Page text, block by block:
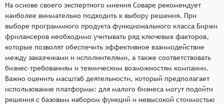
На основе своего экспертного мнения Соваре рекомендует
наиболее внимательно подходить к выбору решения. При
выборе программного продукта функционального класса Биржи
фрилансеров необходимо учитывать ряд ключевых факторов,
которые позволят обеспечить эффективное взаимодействие
между заказчиками и исполнителями, а также соответствовать
бизнес-требованиям и техническим возможностям компании.
Важно оценить масштаб деятельности, который предполагает
использование платформы: для малого бизнеса могут подойти
решения с базовым набором функций и невысокой стоимостью